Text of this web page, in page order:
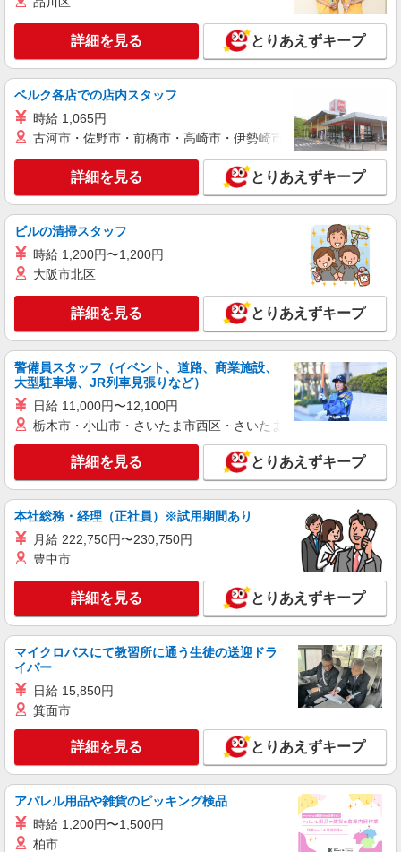
株式会社日本パーソナルビジネス北海道支店【HK1_562】
携帯ショップでの案内受付
【時給】 初日から時給1200円スタート◎ 【月
収例】 月収22万6200円 ＝時給1200円×8h×22日＋
残(10h) ●交通費支給(規定有) ●残業手当（時給
給休暇/昇給制度 時間外手当/制服貸与/携帯電話割
引 無料の健康診断/介護・育児休暇など充実★
◆ソフトバンク環状通店 ◆北海道札幌市東区
キープ 詳細を見る
株式会社日本パーソナルビジネス北海道支店【HK1_153】
携帯の受付スタッフ
【時給】 初日から時給1250円スタート◎ 【月
収例】 月収23万5625円 ＝時給1250円×8h×22日＋
残(10h) ●交通費支給(規定有) ●残業手当（時給
×1.25） ●各種手当支給 各種社会保険完備/年次有
給休暇/昇給制度 時間外手当/制服貸与/携帯電話割
引 無料の健康診断/介護・育児休暇など充実★
auショップ東苗穂店(北海道札幌市東区)
キープ 詳細を見る
契約社員 派遣社員
株式会社日本パーソナルビジネス北海道支店【HK1_182】
スマホ販売アドバイザー
【時給】 初日から時給1200円スタート◎ 【月
収例】 月収22万6200円 ＝時給1200円×8h×22日＋
残(10h) ●交通費支給(規定有) ●残業手当（時給
×1.25） ●各種手当支給 各種社会保険完備/年次有
給休暇/昇給制度 時間外手当/制服貸与/携帯電話割
引 無料の健康診断/介護・育児休暇など充実★
●auショップ北栄店 ≪札幌市東区≫
キープ 詳細を見る
派遣社員
株式会社日本パーソナルビジネス北海道支店【HK1_103】
ドコモショップ苗穂店でのショップスタッフ
【時給】 未経験でも時給1330円スタート◎
【月収例】 月収25万705円 ＝時給1330円
備/年次有給休暇/昇給制度 時間外手当/制服貸与/
ど充実★
●ドコモショップ苗穂店(札幌市白石区)
株式会社日本パーソナルビジネス北海道支店【HK1_567】
環状通東｜スマホ販売スタッフ
【時給】 初日から時給1200円スタート◎ 【月
収例】 月収22万6200円 ＝時給1200円×8h×22日＋
詳細を見る とりあえずキープ
ベルク各店での店内スタッフ
時給 1,065円
古河市・佐野市・前橋市・高崎市・伊勢崎市・太田市・館林市
詳細を見る とりあえずキープ
ビルの清掃スタッフ
時給 1,200円〜1,200円
大阪市北区
詳細を見る とりあえずキープ
警備員スタッフ（イベント、道路、商業施設、
大型駐車場、JR列車見張りなど）
日給 11,000円〜12,100円
栃木市・小山市・さいたま市西区・さいたま市岩槻区・久喜市・
詳細を見る とりあえずキープ
本社総務・経理（正社員）※試用期間あり
月給 222,750円〜230,750円
豊中市
詳細を見る とりあえずキープ
マイクロバスにて教習所に通う生徒の送迎ドラ
イバー
日給 15,850円
箕面市
詳細を見る とりあえずキープ
アパレル用品や雑貨のピッキング検品
時給 1,200円〜1,500円
柏市